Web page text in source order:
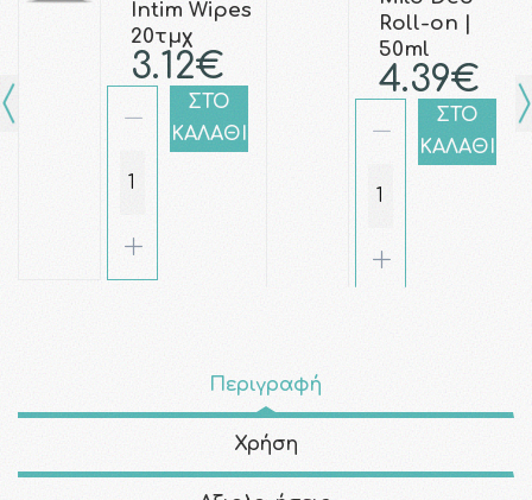
Intim Wipes
20τμχ
3.12€
ΣΤΟ
ΚΑΛΑΘΙ
Roll-on |
50ml
4.39€
ΣΤΟ
ΚΑΛΑΘΙ
Περιγραφή
Χρήση